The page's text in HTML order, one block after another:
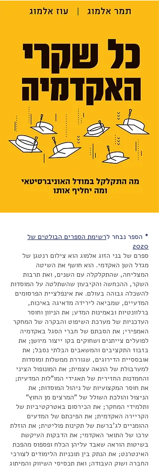
* הספר נבחר לרשימת הספרים הבולטים של
2020
ספרם של בני הזוג אלמוג הוא צילום רנטגן של
מגדל השן האקדמי. הוא חושף את השיטה
המצליחה, שהתקלקלה עם השנים, ואת תרבות
השקר, ההכחשה והקיבעון שהשתלטה על המוסדות
להשכלה גבוהה בעולם. את אינפלציית הפרסומים
המדעיים, שמביאה לירידה מדאיגה באיכות,
ברלוונטיות ובאמינות המדע; את הניוון וחוסר
העדכניות של מערכת השיפוט והבקרה של המחקר
האמפירי; את הסבתם של חברי הסגל באקדמיה
לפועלים צייתנים ושחוקים בקו ייצור מיושן; את
בזבוז התקציבים והמשאבים הבלתי נסבל; את
אובססיית הדירוגים, שגוררת ממשלות ומוסדות
למערבולת של הונאה עצמית; את המונופול הציני
והחמדנות החזירית של תאגידי המו"לות המדעית;
את חוסר המקצועיות של ניהול המוסדות; את
הניצול והולכת השולל של "המרצים מן החוץ"
ותלמידי המחקר; את הכירסום באטרקטיביות של
הקריירה האקדמית; את הפיכתם של המדעים
ההומניים לג'ברשת של תקינות פוליטית; את הוזלת
ערכו של התואר האקדמי; את הדבקות העיקשת
בשיטות הוראה שאבד עליהן הכלח ופספוס מהפכת
האינטרנט; את הנתק בין תוכניות הלימודים לצורכי
החברה ושוק העבודה; ואת תכסיסי השיווק והמיתוג